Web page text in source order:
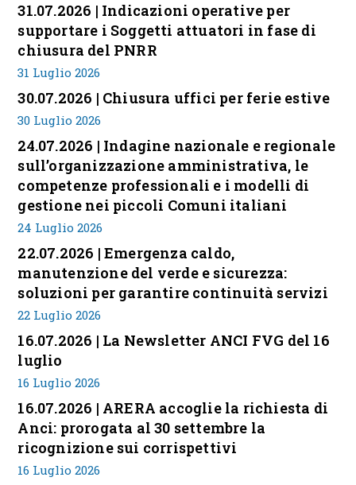
31.07.2026 | Indicazioni operative per
supportare i Soggetti attuatori in fase di
chiusura del PNRR
31 Luglio 2026
30.07.2026 | Chiusura uffici per ferie estive
30 Luglio 2026
24.07.2026 | Indagine nazionale e regionale
sull’organizzazione amministrativa, le
competenze professionali e i modelli di
gestione nei piccoli Comuni italiani
24 Luglio 2026
22.07.2026 | Emergenza caldo,
manutenzione del verde e sicurezza:
soluzioni per garantire continuità servizi
22 Luglio 2026
16.07.2026 | La Newsletter ANCI FVG del 16
luglio
16 Luglio 2026
16.07.2026 | ARERA accoglie la richiesta di
Anci: prorogata al 30 settembre la
ricognizione sui corrispettivi
16 Luglio 2026